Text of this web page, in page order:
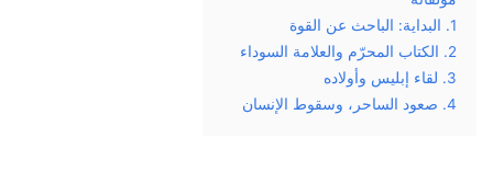
1. البداية: الباحث عن القوة
2. الكتاب المحرّم والعلامة السوداء
3. لقاء إبليس وأولاده
4. صعود الساحر، وسقوط الإنسان